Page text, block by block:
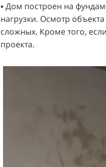
▪️ Дом построен на
нагрузки. Осмотр
сложных. Кроме того,
проекта.